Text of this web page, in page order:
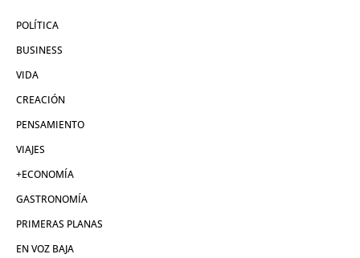
POLÍTICA
BUSINESS
VIDA
CREACIÓN
PENSAMIENTO
VIAJES
+ECONOMÍA
GASTRONOMÍA
PRIMERAS PLANAS
EN VOZ BAJA